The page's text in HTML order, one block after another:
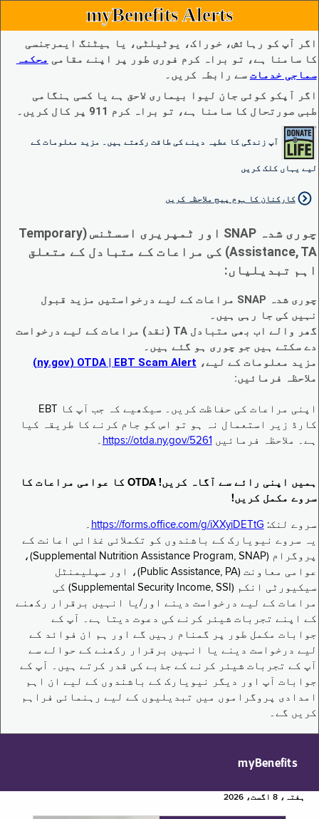
myBenefits Alerts
اگر آپ کو رہائش، خوراک، یوٹیلٹی، یا ہیٹنگ ایمرجنسی
کا سامنا ہے، تو براہ کرم فوری طور پر اپنے مقامی محکمہ
سماجی خدمات سے رابطہ کریں۔
اگر آپکو کوئی جان لیوا بیماری لاحق ہے یا کسی ہنگامی
طبی صورتحال کا سامنا ہے، تو براہ کرم 911 پر کال کریں۔
آپ زندگی کا عطیہ دینے کی طاقت رکھتے ہیں۔ مزید معلومات کے
لیے یہاں کلک کریں
کارکنان کا ہوم پیج ملاحظہ کریں
چوری شدہ SNAP اور ٹمپریری اسسٹنس (Temporary
Assistance, TA) کی مراعات کے متبادل کے متعلق
اہم تبدیلیاں:
چوری شدہ SNAP مراعات کے لیے درخواستیں مزید قبول
نہیں کی جا رہی ہیں۔
گھر والے اب بھی متبادل TA (نقد) مراعات کے لیے درخواست
دے سکتے ہیں جو چوری ہو گئے ہیں۔
مزید معلومات کے لیے، EBT Scam Alert ‏| OTDA ‏(ny.gov)
ملاحظہ فرمائیں:
اپنی مراعات کی حفاظت کریں۔ سیکھیے کہ جب آپ کا EBT
کارڈ زیر استعمال نہ ہو تو اس کو جام کرنے کا طریقہ کیا
ہے۔ ملاحظہ فرمائیں https://otda.ny.gov/5261 ۔
ہمیں اپنی رائے سے آگاہ کریں! OTDA کا عوامی مراعات کا
سروے مکمل کریں!
سروے لنک: https://forms.office.com/g/iXXyiDETtG ۔
یہ سروے نیویارک کے باشندوں کو تکملائی غذائی اعانت کے
پروگرام (Supplemental Nutrition Assistance Program, SNAP)،
عوامی معاونت (Public Assistance, PA)، اور سپلیمنٹل
سیکیورٹی انکم (Supplemental Security Income, SSI) کی
مراعات کے لیے درخواست دینے اور/یا انہیں برقرار رکھنے
کے اپنے تجربات شیئر کرنے کی دعوت دیتا ہے۔ آپ کے
جوابات مکمل طور پر گمنام رہیں گے اور ہم ان فوائد کے
لیے درخواست دینے یا انہیں برقرار رکھنے کے حوالے سے
آپ کے تجربات شیئر کرنے کے جذبے کی قدر کرتے ہیں۔ آپ کے
جوابات آپ اور دیگر نیویارک کے باشندوں کے لیے ان اہم
امدادی پروگراموں میں تبدیلیوں کے لیے رہنمائی فراہم
کریں گے۔
myBenefits
ہفتہ، 8 اگست، 2026